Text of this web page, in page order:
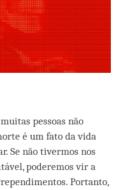
pessoas não
é um fato da vida
Se não tivermos nos
poderemos vir a
Portanto,